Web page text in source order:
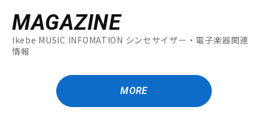
MAGAZINE
Ikebe MUSIC INFOMATION シンセサイザー・電子楽器関連
情報
MORE